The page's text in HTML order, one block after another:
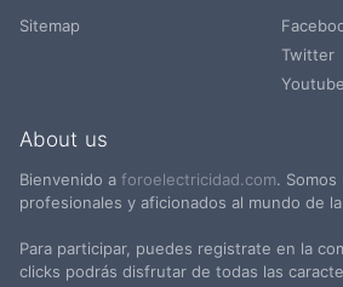
Sitemap
Twitter
Youtube
About us
Bienvenido a foroelectricidad.com. Somos
profesionales y aficionados al mundo de
Para participar, puedes registrate en la
clicks podrás disfrutar de todas las